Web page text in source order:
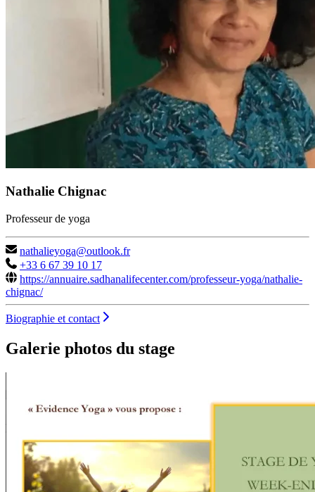
Nathalie Chignac
Professeur de yoga
nathalieyoga@outlook.fr
+33 6 67 39 10 17
https://annuaire.sadhanalifecenter.com/professeur-yoga/nathalie-
chignac/
Biographie et contact
Galerie photos du stage